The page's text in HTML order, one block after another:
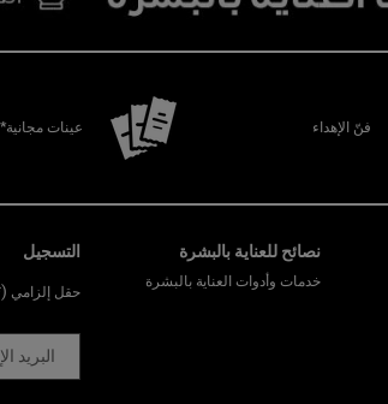
فنّ الإهداء عينات مجانية*
نصائح للعناية بالبشرة
خدمات وأدوات العناية بالبشرة
التسجيل
حقل إلزامي
البريد